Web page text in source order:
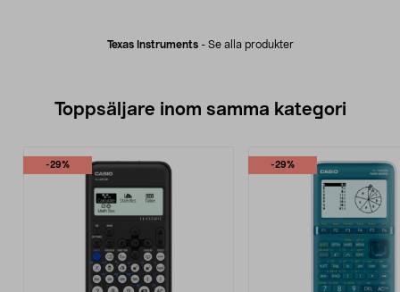
Texas Instruments- Se alla produkter
Toppsäljare inom samma kategori
-29% -29%